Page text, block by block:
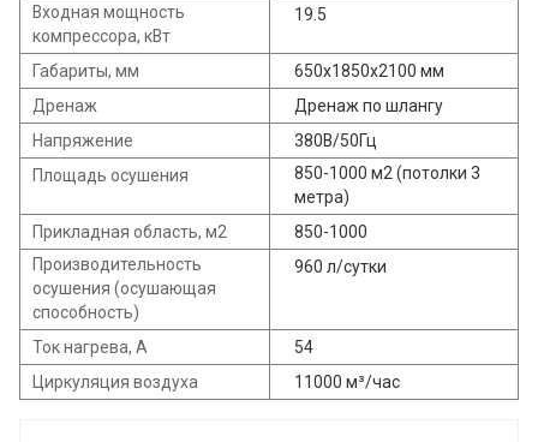
Входная мощность
компрессора, кВт
19.5
Габариты, мм
650x1850x2100 мм
Дренаж
Дренаж по шлангу
Напряжение
380В/50Гц
Площадь осушения
850-1000 м2 (потолки 3
метра)
Прикладная область, м2
850-1000
Производительность
осушения (осушающая
способность)
960 л/сутки
Ток нагрева, А
54
Циркуляция воздуха
11000 м³/час